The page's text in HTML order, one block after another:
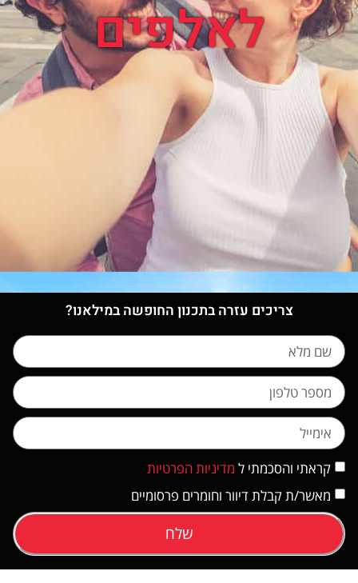
לאלפים
צריכים עזרה בתכנון החופשה במילאנו?
קראתי והסכמתי ל מדיניות הפרטיות
מאשר/ת קבלת דיוור וחומרים פרסומיים
שלח